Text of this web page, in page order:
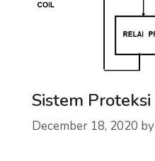
Sistem Proteksi
December 18, 2020 by